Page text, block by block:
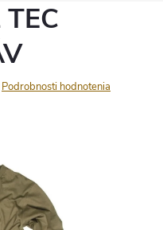
Podrobnosti hodnotenia